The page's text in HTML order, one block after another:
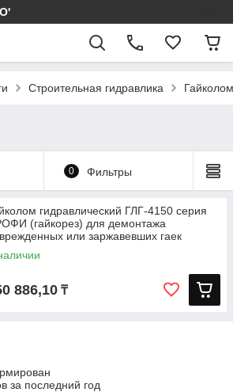
Строительная гидравлика
0 Фильтры
гидравлический ГЛГ-4150 серия
(гайкорез) для демонтажа
или заржавевших гаек
886,10 ₸
за последний год